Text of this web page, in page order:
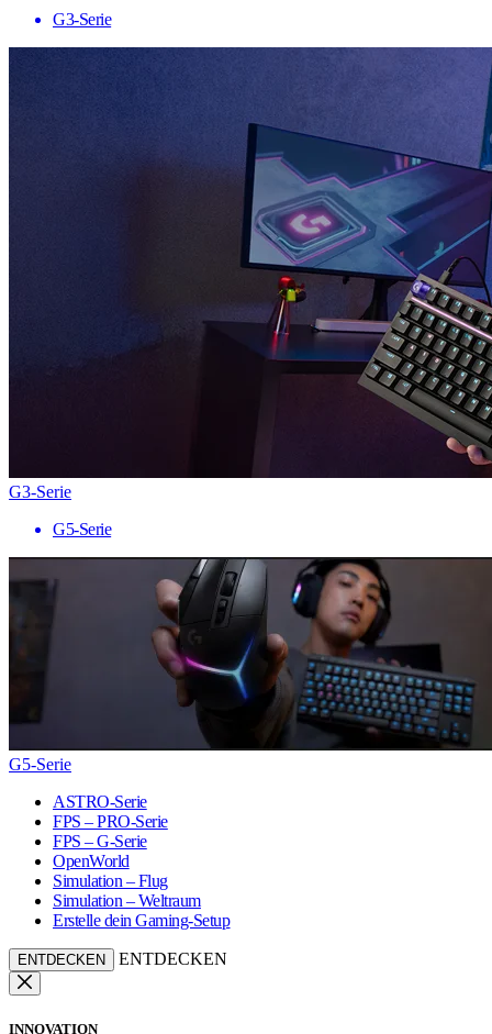
G3-Serie
G3-Serie
G5-Serie
G5-Serie
ASTRO-Serie
FPS – PRO-Serie
FPS – G-Serie
OpenWorld
Simulation – Flug
Simulation – Weltraum
Erstelle dein Gaming-Setup
ENTDECKEN ENTDECKEN
INNOVATION